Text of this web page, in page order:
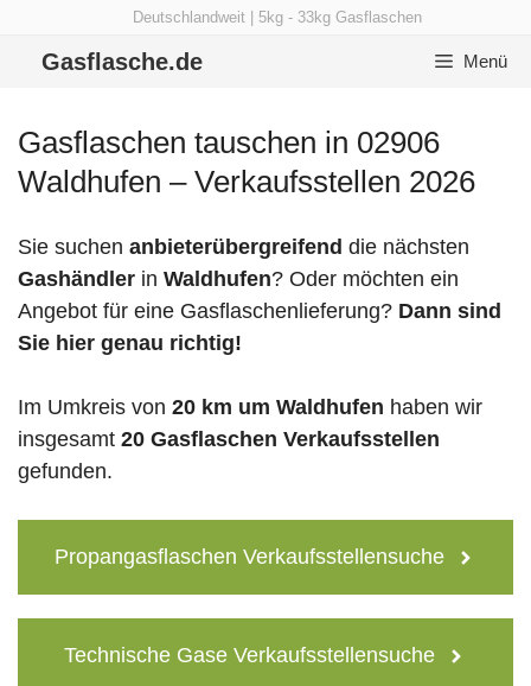
Deutschlandweit | 5kg - 33kg Gasflaschen
Gasflasche.de Menü
Gasflaschen tauschen in 02906
Waldhufen – Verkaufsstellen 2026
Sie suchen anbieterübergreifend die nächsten
Gashändler in Waldhufen? Oder möchten ein
Angebot für eine Gasflaschenlieferung? Dann sind
Sie hier genau richtig!
Im Umkreis von 20 km um Waldhufen haben wir
insgesamt 20 Gasflaschen Verkaufsstellen
gefunden.
Propangasflaschen Verkaufsstellensuche
Technische Gase Verkaufsstellensuche